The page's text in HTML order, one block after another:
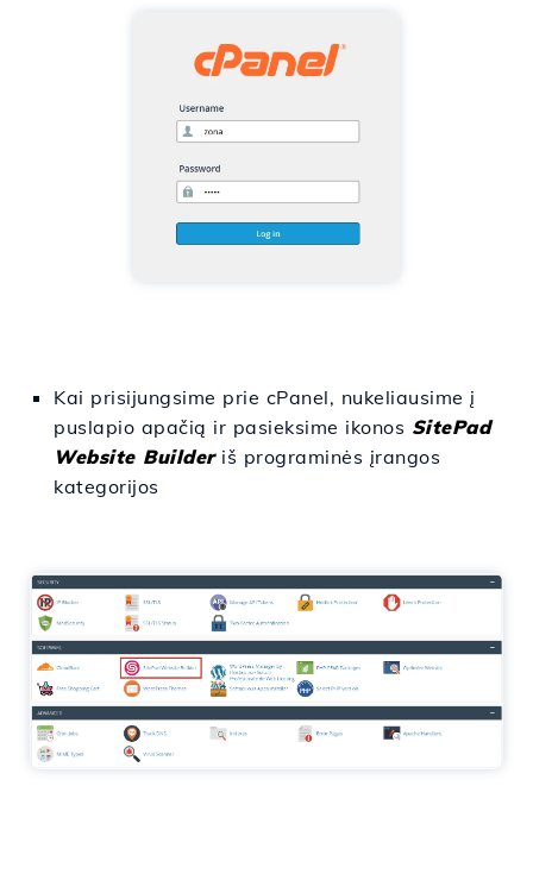
Kai prisijungsime prie cPanel, nukeliausime į
puslapio apačią ir pasieksime ikonos SitePad
Website Builderiš programinės įrangos
kategorijos